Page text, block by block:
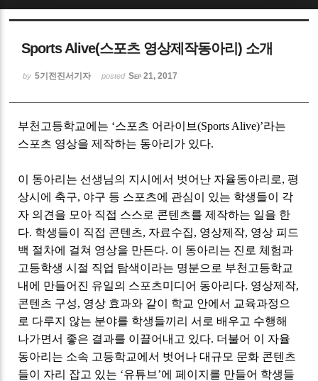
Sports Alive(스포츠 영상제작동아리) 소개
by 5기전진서기자 posted Sep 21, 2017
부천고등학교에는 ‘스포츠 어라이브(Sports Alive)’라는
스포츠 영상을 제작하는 동아리가 있다.
이 동아리는 선생님의 지시에서 벗어난 자율동아리로,평
상시에 축구, 야구 등 스포츠에 관심이 있는 학생들이 각
자 의견을 모아 직접 스스로 콘텐츠를 제작하는 일을 한
다. 학생들이 직접 콘텐츠, 자료수집, 영상제작, 영상 피드
백 절차에 걸쳐 영상을 만든다. 이 동아리는 진로 체험과
고등학생 시절 직업 탐색이라는 명분으로 부천고등학교
내에 만들어진 유일의 스포츠미디어 동아리다. 영상제작,
콘텐츠 구성, 영상 효과와 같이 학교 안에서 교육과정으
로 다루지 않는 분야를 학생들끼리 서로 배우고 수행해
나가면서 좋은 결과를 이끌어내고 있다. 더불어 이 자율
동아리는 소속 고등학교에서 벗어나 대규모 문화 콘텐츠
들이 자리 잡고 있는 ‘유튜브’에 페이지를 만들어 학생들
Sketchbook5, 스케치북5
Sketchbook5, 스케치북5